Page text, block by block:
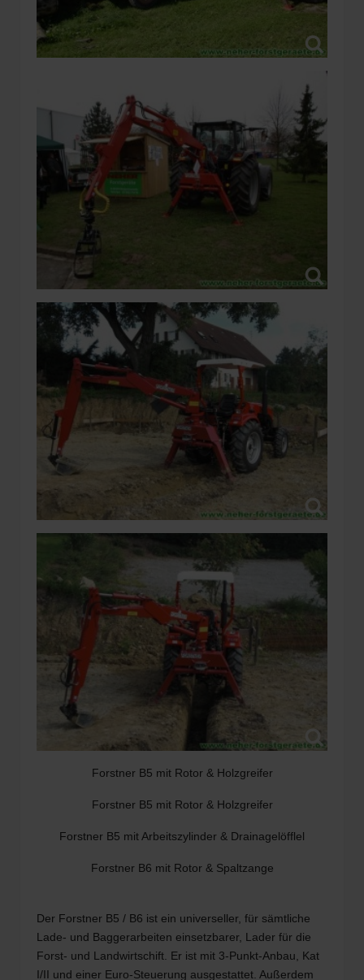
Forstner B5 mit Rotor & Holzgreifer
Forstner B5 mit Rotor & Holzgreifer
Forstner B5 mit Arbeitszylinder & Drainagelöfflel
Forstner B6 mit Rotor & Spaltzange
Der Forstner B5 / B6 ist ein universeller, für sämtliche
Lade- und Baggerarbeiten einsetzbarer, Lader für die
Forst- und Landwirtschift. Er ist mit 3-Punkt-Anbau, Kat
I/II und einer Euro-Steuerung ausgestattet. Außerdem